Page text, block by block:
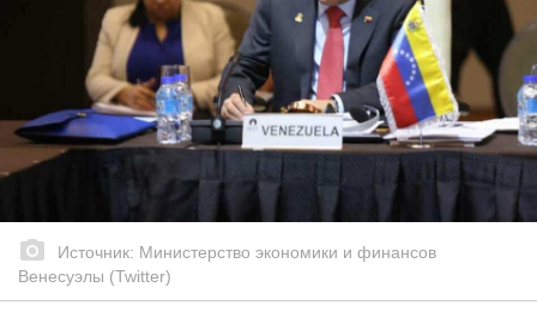
Источник: Министерство экономики и финансов
Венесуэлы (Twitter)